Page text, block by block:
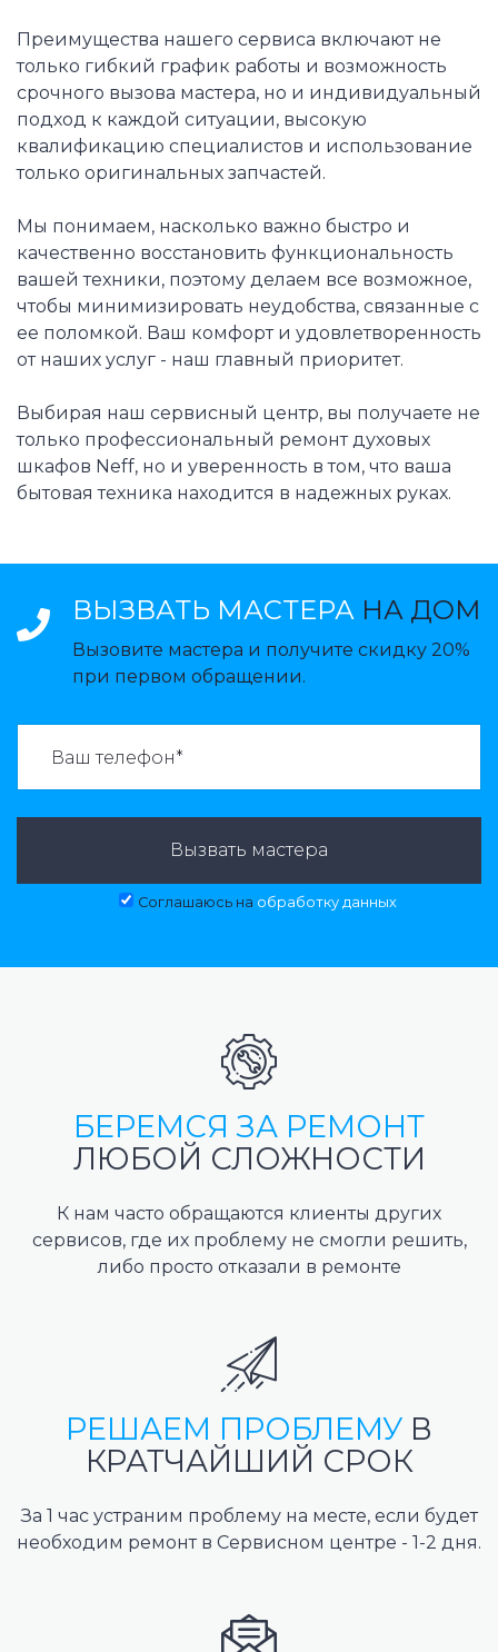
Преимущества нашего сервиса включают не
только гибкий график работы и возможность
срочного вызова мастера, но и индивидуальный
подход к каждой ситуации, высокую
квалификацию специалистов и использование
только оригинальных запчастей.
Мы понимаем, насколько важно быстро и
качественно восстановить функциональность
вашей техники, поэтому делаем все возможное,
чтобы минимизировать неудобства, связанные с
ее поломкой. Ваш комфорт и удовлетворенность
от наших услуг - наш главный приоритет.
Выбирая наш сервисный центр, вы получаете не
только профессиональный ремонт духовых
шкафов Neff, но и уверенность в том, что ваша
бытовая техника находится в надежных руках.
ВЫЗВАТЬ МАСТЕРА НА ДОМ
Вызовите мастера и получите скидку 20%
при первом обращении.
Вызвать мастера
Соглашаюсь на обработку данных
БЕРЕМСЯ ЗА РЕМОНТ
ЛЮБОЙ СЛОЖНОСТИ
К нам часто обращаются клиенты других
сервисов, где их проблему не смогли решить,
либо просто отказали в ремонте
РЕШАЕМ ПРОБЛЕМУ В
КРАТЧАЙШИЙ СРОК
За 1 час устраним проблему на месте, если будет
необходим ремонт в Сервисном центре - 1-2 дня.